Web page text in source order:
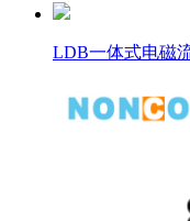
LDB一体式电磁